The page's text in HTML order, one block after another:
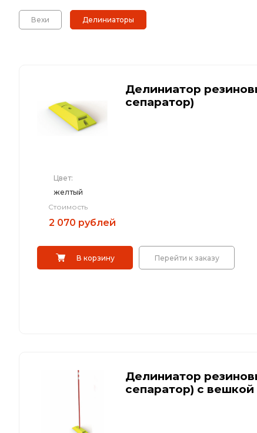
Материалы для дорожной разметки
Железнодорожные путевые знаки
Вехи Делиниаторы
Делиниатор
сепаратор)
Цвет:
желтый
Стоимость
2 070 рублей
В корзину Перейти к заказу
Делиниатор
сепаратор) с